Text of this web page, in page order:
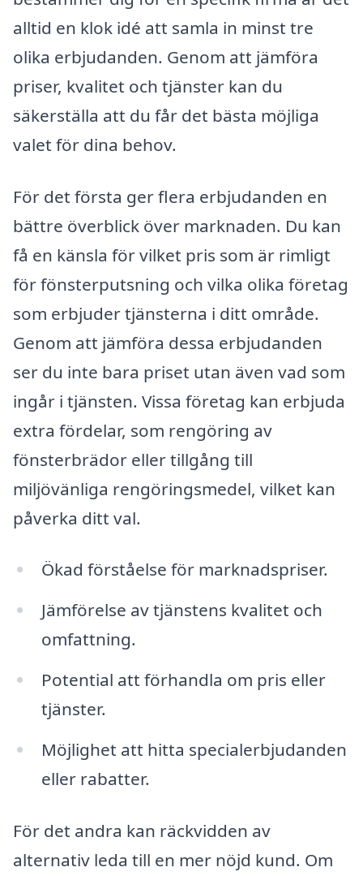
alltid en klok idé att samla in minst tre
olika erbjudanden. Genom att jämföra
priser, kvalitet och tjänster kan du
säkerställa att du får det bästa möjliga
valet för dina behov.
För det första ger flera erbjudanden en
bättre överblick över marknaden. Du kan
få en känsla för vilket pris som är rimligt
för fönsterputsning och vilka olika företag
som erbjuder tjänsterna i ditt område.
Genom att jämföra dessa erbjudanden
ser du inte bara priset utan även vad som
ingår i tjänsten. Vissa företag kan erbjuda
extra fördelar, som rengöring av
fönsterbrädor eller tillgång till
miljövänliga rengöringsmedel, vilket kan
påverka ditt val.
Ökad förståelse för marknadspriser.
Jämförelse av tjänstens kvalitet och
omfattning.
Potential att förhandla om pris eller
tjänster.
Möjlighet att hitta specialerbjudanden
eller rabatter.
För det andra kan räckvidden av
alternativ leda till en mer nöjd kund. Om